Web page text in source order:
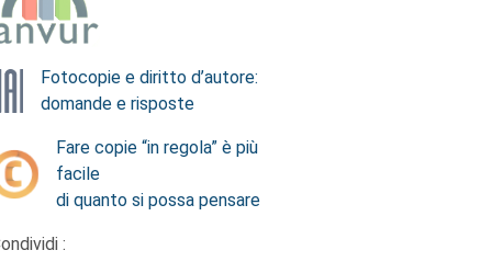
Fotocopie e diritto d’autore:
domande e risposte
Fare copie “in regola” è più
facile
di quanto si possa pensare
: